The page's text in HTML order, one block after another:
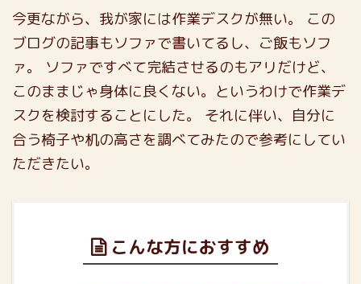
今更ながら、我が家には作業デスクが無い。
この
ブログの記事もソファで書いてるし、ご飯もソフ
ァ。
ソファですべて完結させるのもアリだけど、
このままじゃ身体に良くない。というわけで作業デ
スクを検討することにした。
それに伴い、自分に
合う椅子や机の高さを調べてみたので参考にしてい
ただきたい。
こんな方におすすめ